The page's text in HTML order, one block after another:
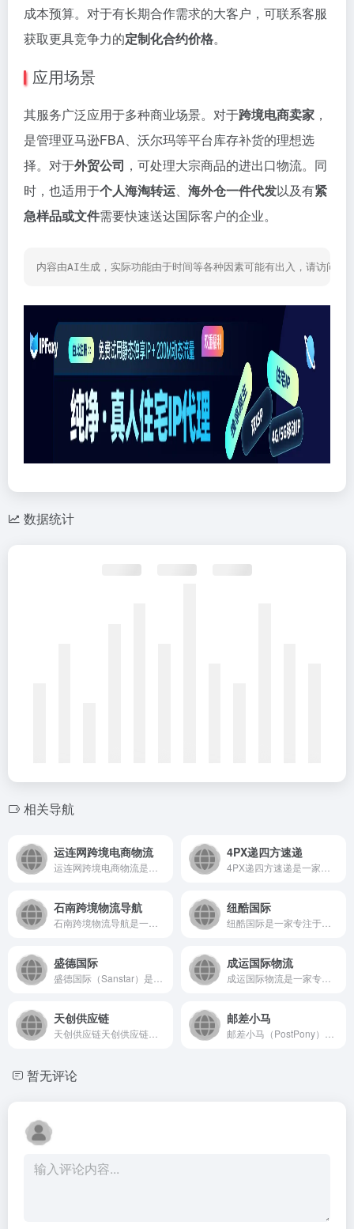
成本预算。对于有长期合作需求的大客户，可联系客服
获取更具竞争力的定制化合约价格。
应用场景
其服务广泛应用于多种商业场景。对于跨境电商卖家 ，
是管理亚马逊FBA、沃尔玛等平台库存补货的理想选
择。对于外贸公司 ，可处理大宗商品的进出口物流。同
时，也适用于个人海淘转运、 海外仓一件代发以及有紧
急样品或文件需要快速送达国际客户的企业。
内容由AI生成，实际功能由于时间等各种因素可能有出入，请访问网
数据统计
相关导航
运连网跨境电商物流 4PX递四方速递
石南跨境物流导航 纽酷国际
盛德国际 成运国际物流
天创供应链 邮差小马
暂无评论